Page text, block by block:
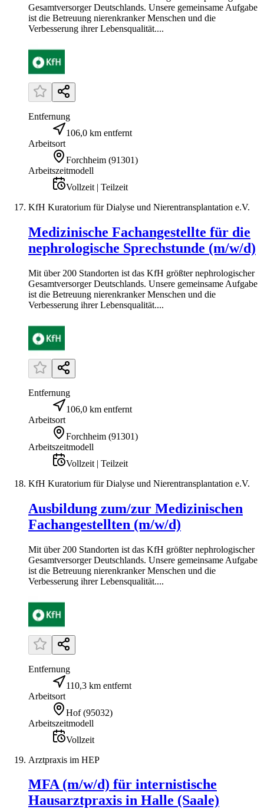
Gesamtversorger Deutschlands. Unsere gemeinsame Aufgabe
ist die Betreuung nierenkranker Menschen und die
Verbesserung ihrer Lebensqualität....
Entfernung
106,0 km entfernt
Arbeitsort
Forchheim (91301)
Arbeitszeitmodell
Vollzeit | Teilzeit
KfH Kuratorium für Dialyse und Nierentransplantation e.V.
Medizinische Fachangestellte für die
nephrologische Sprechstunde (m/w/d)
Mit über 200 Standorten ist das KfH größter nephrologischer
Gesamtversorger Deutschlands. Unsere gemeinsame Aufgabe
ist die Betreuung nierenkranker Menschen und die
Verbesserung ihrer Lebensqualität....
Entfernung
106,0 km entfernt
Arbeitsort
Forchheim (91301)
Arbeitszeitmodell
Vollzeit | Teilzeit
KfH Kuratorium für Dialyse und Nierentransplantation e.V.
Ausbildung zum/zur Medizinischen
Fachangestellten (m/w/d)
Mit über 200 Standorten ist das KfH größter nephrologischer
Gesamtversorger Deutschlands. Unsere gemeinsame Aufgabe
ist die Betreuung nierenkranker Menschen und die
Verbesserung ihrer Lebensqualität....
Entfernung
110,3 km entfernt
Arbeitsort
Hof (95032)
Arbeitszeitmodell
Vollzeit
Arztpraxis im HEP
MFA (m/w/d) für internistische
Hausarztpraxis in Halle (Saale)